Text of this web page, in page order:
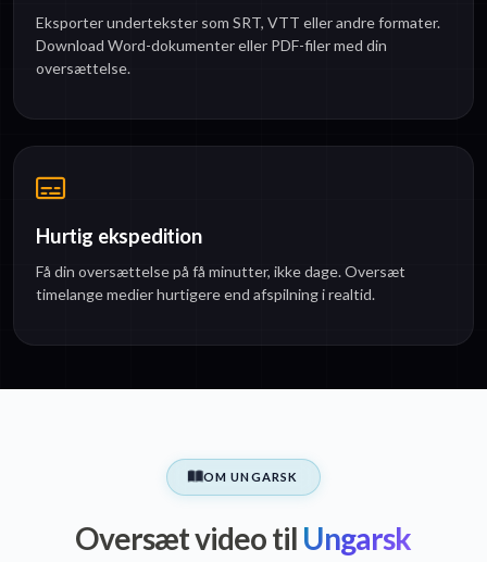
Eksporter undertekster som SRT, VTT eller andre formater.
Download Word-dokumenter eller PDF-filer med din
oversættelse.
Hurtig ekspedition
Få din oversættelse på få minutter, ikke dage. Oversæt
timelange medier hurtigere end afspilning i realtid.
OM UNGARSK
Oversæt video til Ungarsk